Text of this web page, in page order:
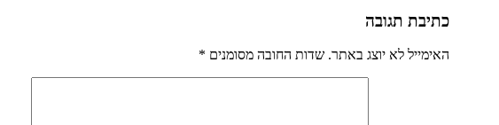
כתיבת תגובה
האימייל לא יוצג באתר. שדות החובה מסומנים *